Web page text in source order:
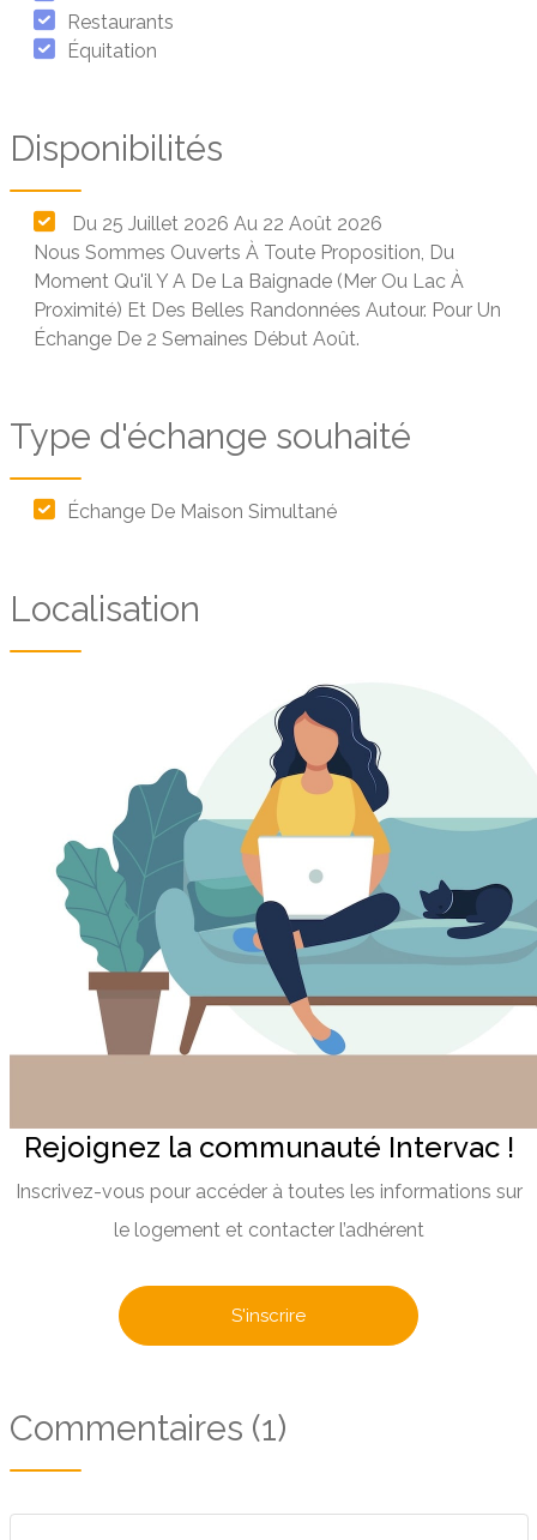
Restaurants
Équitation
Disponibilités
Du 25 Juillet 2026 Au 22 Août 2026
Nous Sommes Ouverts À Toute Proposition, Du
Moment Qu'il Y A De La Baignade (mer Ou Lac À
Proximité) Et Des Belles Randonnées Autour. Pour Un
Échange De 2 Semaines Début Août.
Type d'échange souhaité
Échange De Maison Simultané
Localisation
Rejoignez la communauté Intervac !
Inscrivez-vous pour accéder à toutes les informations sur
le logement et contacter l’adhérent
S'inscrire
Commentaires (1)